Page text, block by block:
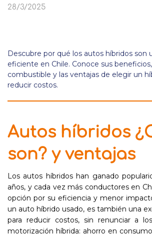
28/3/2025
Descubre por qué los autos híbridos son
eficiente en Chile. Conoce sus
combustible y las ventajas de elegir un
reducir costos.
Autos híbridos
son? y ventajas
Los autos híbridos han ganado
años, y cada vez más conductores en
opción por su eficiencia y menor
un auto híbrido usado, es también una
para reducir costos, sin renunciar a
motorización híbrida: ahorro en